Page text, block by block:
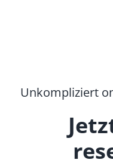
Unkompliziert